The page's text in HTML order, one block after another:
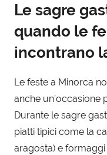
Le sagre
quando le
incontrano
Le feste a Minorca
anche un’occasione
Durante le sagre
piatti tipici come la
aragosta) e formaggi